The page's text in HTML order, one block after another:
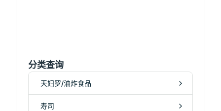
分类查询
天妇罗/油炸食品
寿司